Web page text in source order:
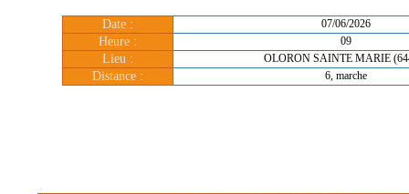
Date : 07/06/2026
Heure : 09
Lieu : OLORON SAINTE MARIE
Distance : 6, marche